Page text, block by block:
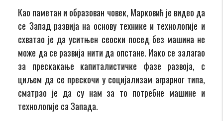
Као паметан и образован човек, Марковић је видео да
се Запад развија на основу технике и технологије и
схватао је да уситњен сеоски посед без машина не
може да се развија нити да опстане. Иако се залагао
за прескакање капиталистичке фазе развоја, с
циљем да се прескочи у социјализам аграрног типа,
сматрао је да су нам за то потребне машине и
технологије са Запада.